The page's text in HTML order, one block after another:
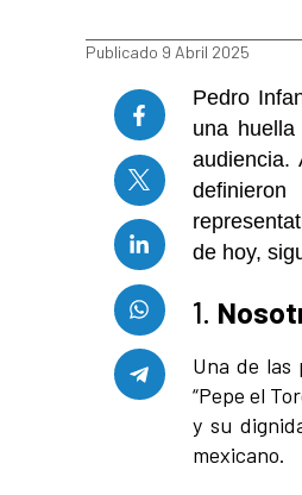
Publicado 9 Abril 2025
Pedro
una
de hoy,
1.
Una de las
“Pepe el
y su
mexicano.